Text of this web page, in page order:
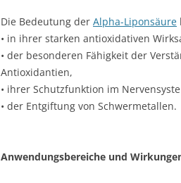
Die Bedeutung der Alpha-Liponsäure
• in ihrer starken antioxidativen
• der besonderen Fähigkeit der
Antioxidantien,
• ihrer Schutzfunktion im
• der Entgiftung von Schwermetallen.
Anwendungsbereiche und